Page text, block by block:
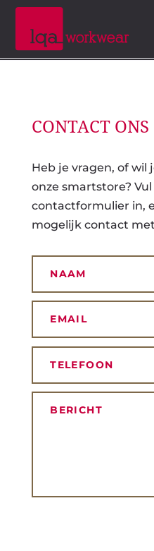
CONTACT ONS
Heb je vragen, of wil
onze smartstore?
contactformulier in,
mogelijk contact